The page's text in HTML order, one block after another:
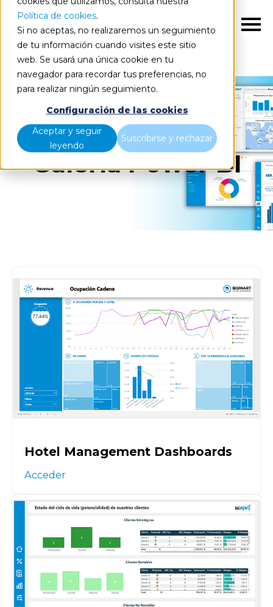
Política de cookies.
Si no aceptas, no realizaremos un seguimiento
de tu información cuando visites este sitio
web. Se usará una única cookie en tu
navegador para recordar tus preferencias, no
para realizar ningún seguimiento.
Configuración de las cookies
Aceptar y seguir
leyendo
Suscribirse y rechazar
ES
Inicio Recursos Galería Power BI
Galería Power BI
Hotel Management Dashboards
Acceder